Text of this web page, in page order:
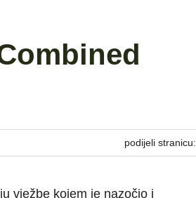
podijeli stranicu:
vježbe kojem je nazočio i